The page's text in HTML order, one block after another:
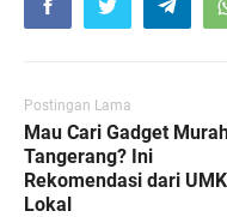
Postingan Lama
Mau Cari Gadget
Tangerang? Ini
Rekomendasi dari
Lokal